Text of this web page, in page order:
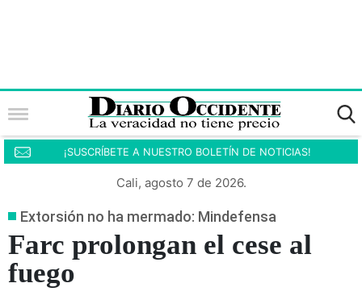
¡SUSCRÍBETE A NUESTRO BOLETÍN DE NOTICIAS!
Cali, agosto 7 de 2026.
Extorsión no ha mermado: Mindefensa
Farc prolongan el cese al
fuego